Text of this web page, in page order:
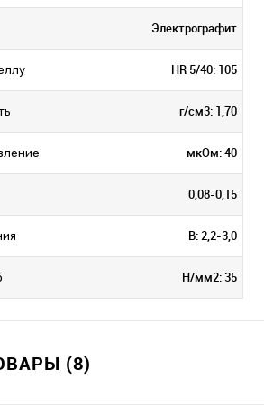
Электрографит
HR 5/40: 105
г/см3: 1,70
мкОм: 40
0,08-0,15
В: 2,2-3,0
Н/мм2: 35
(8)